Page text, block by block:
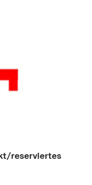
reserviertes